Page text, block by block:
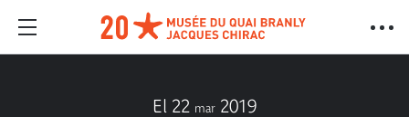
El 22 mar 2019